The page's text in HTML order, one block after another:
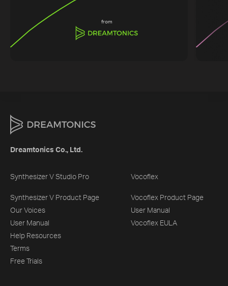
from
Dreamtonics Co., Ltd.
Synthesizer V Studio Pro
Synthesizer V Product Page
Our Voices
User Manual
Help Resources
Terms
Free Trials
Vocoflex
Vocoflex Product Page
User Manual
Vocoflex EULA